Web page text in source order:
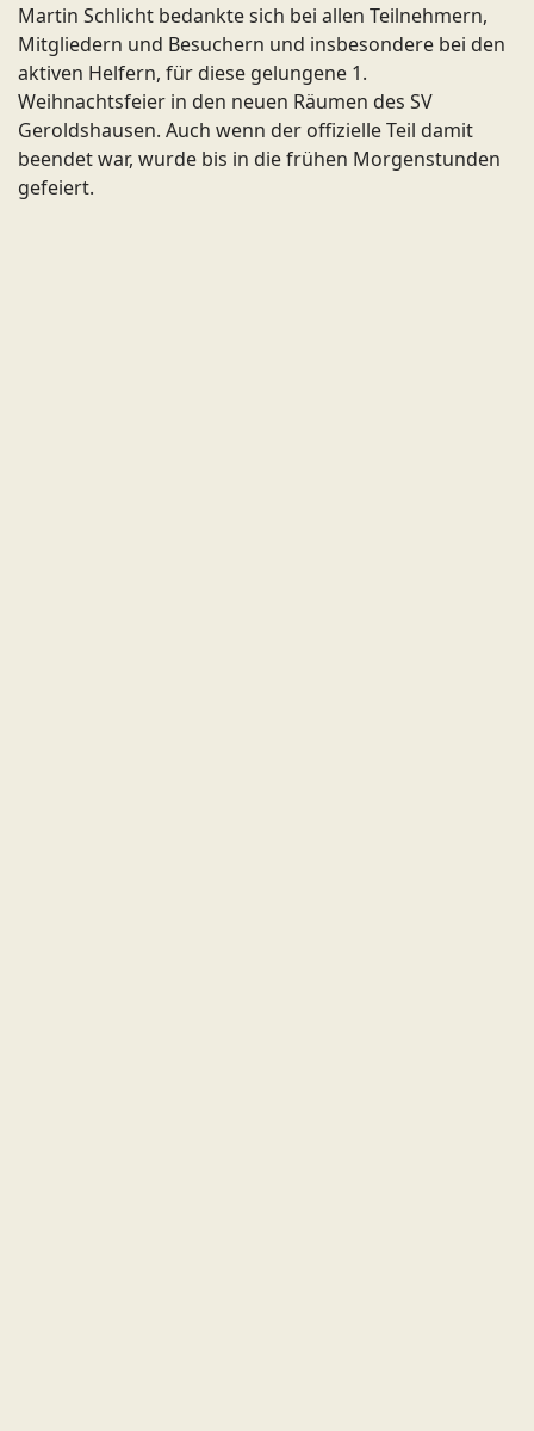
Martin Schlicht bedankte sich bei allen Teilnehmern,
Mitgliedern und Besuchern und insbesondere bei den
aktiven Helfern, für diese gelungene 1.
Weihnachtsfeier in den neuen Räumen des SV
Geroldshausen. Auch wenn der offizielle Teil damit
beendet war, wurde bis in die frühen Morgenstunden
gefeiert.